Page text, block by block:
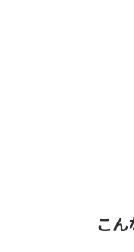
こん